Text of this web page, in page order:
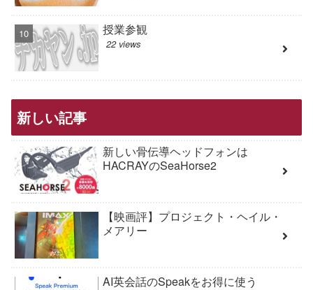
授業参観
22 views
新しい記事
新しい骨伝導ヘッドフォンは
HACRAYのSeaHorse2
【映画評】プロジェクト・ヘイル・
メアリー
AI英会話のSpeakをお得に使う